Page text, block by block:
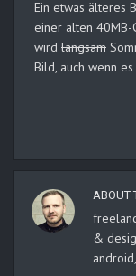
Ein etwas älteres
einer alten 40MB-
wird langsam
Bild, auch wenn
ABOUT
&